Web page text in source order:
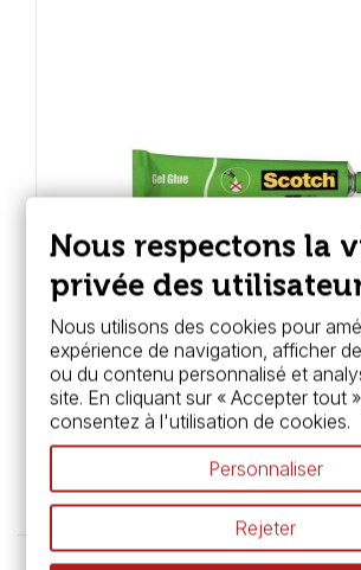
Tube de colle en gel - Scotch
Nous respectons la
privée des
Nous utilisons des cookies pour
expérience de navigation, afficher
ou du contenu personnalisé et
site. En cliquant sur « Accepter tout
consentez à l'utilisation de cookies.
Personnaliser
Rejeter